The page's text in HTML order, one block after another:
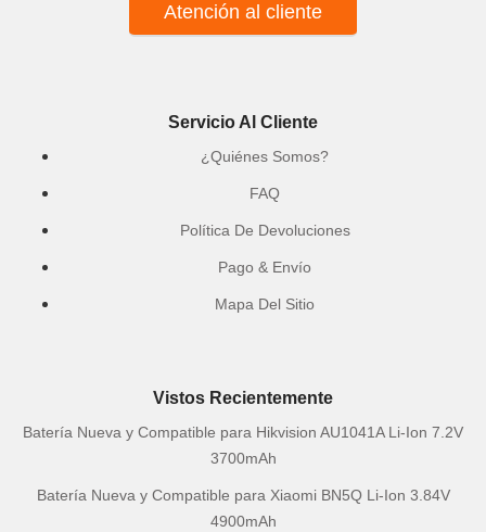
Atención al cliente
Servicio Al Cliente
¿Quiénes Somos?
FAQ
Política De Devoluciones
Pago & Envío
Mapa Del Sitio
Vistos Recientemente
Batería Nueva y Compatible para Hikvision AU1041A Li-Ion 7.2V
3700mAh
Batería Nueva y Compatible para Xiaomi BN5Q Li-Ion 3.84V
4900mAh